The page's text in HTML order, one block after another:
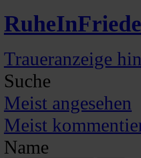
RuheIn
Traueranzeige
Suche
Meist angesehen
Meist
Name